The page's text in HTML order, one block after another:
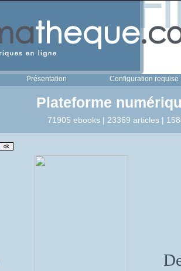
Présentation Configuration requise
Plateforme
71905 ebooks | 23369 articles |